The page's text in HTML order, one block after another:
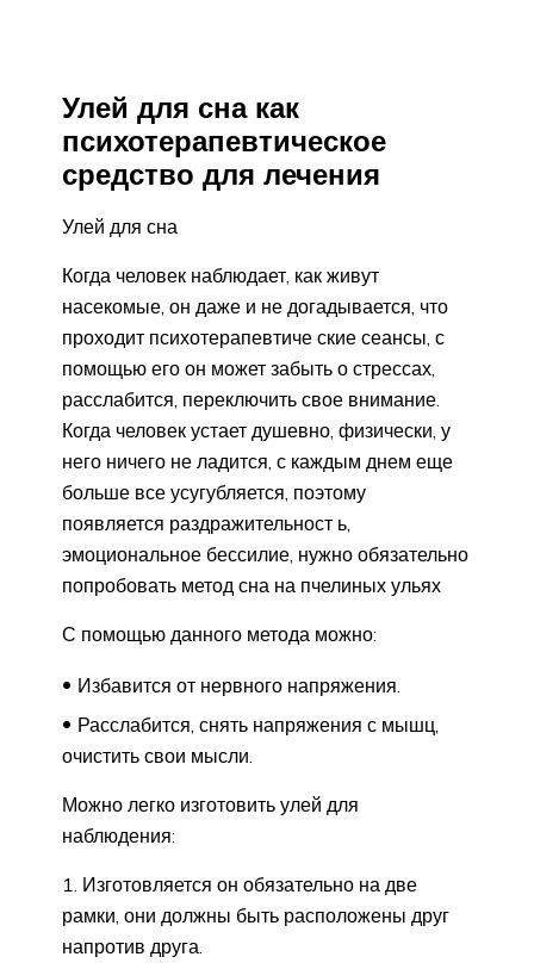
Улей для сна как
психотерапевтическое
средство для лечения
Улей для сна
Когда человек наблюдает, как живут
насекомые, он даже и не догадывается, что
проходит психотерапевтиче ские сеансы, с
помощью его он может забыть о стрессах,
расслабится, переключить свое внимание.
Когда человек устает душевно, физически, у
него ничего не ладится, с каждым днем еще
больше все усугубляется, поэтому
появляется раздражительност ь,
эмоциональное бессилие, нужно обязательно
попробовать метод сна на пчелиных ульях
С помощью данного метода можно:
Избавится от нервного напряжения.
Расслабится, снять напряжения с мышц,
очистить свои мысли.
Можно легко изготовить улей для
наблюдения:
Изготовляется он обязательно на две
рамки, они должны быть расположены друг
напротив друга.